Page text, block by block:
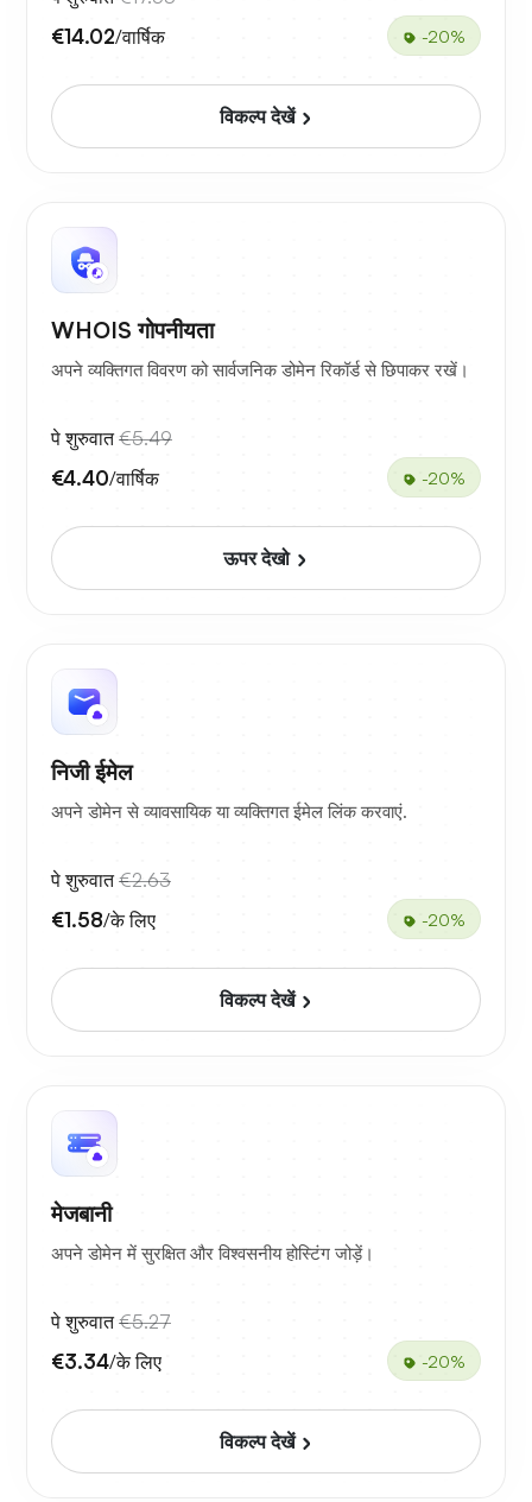
€14.02/वार्षिक -20%
विकल्प देखें
WHOIS गोपनीयता
अपने व्यक्तिगत विवरण को सार्वजनिक डोमेन रिकॉर्ड से छिपाकर रखें।
पे शुरुवात€5.49
€4.40/वार्षिक -20%
ऊपर देखो
निजी ईमेल
अपने डोमेन से व्यावसायिक या व्यक्तिगत ईमेल लिंक करवाएं.
पे शुरुवात€2.63
€1.58/के लिए -20%
विकल्प देखें
मेजबानी
अपने डोमेन में सुरक्षित और विश्वसनीय होस्टिंग जोड़ें।
पे शुरुवात€5.27
€3.34/के लिए -20%
विकल्प देखें